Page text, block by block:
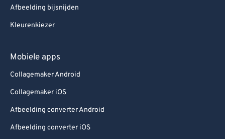
Afbeelding bijsnijden
Kleurenkiezer
Mobiele apps
Collagemaker Android
Collagemaker iOS
Afbeelding converter Android
Afbeelding converter iOS